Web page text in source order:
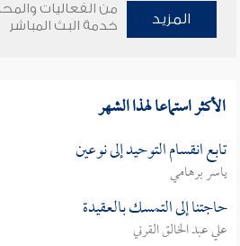
المزيد
من الفعاليات
خدمة البث المباشر
الأكثر استماعا لهذا الشهر
تابع انقسام التوحيد إلى نوعين
ياسر برهامي
حاجتنا إلى التمسك بالعقيدة
علي عبد الخالق القرني